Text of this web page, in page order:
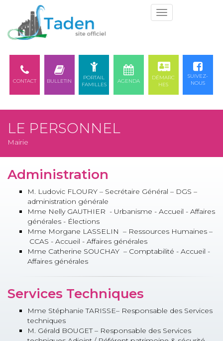
CONTACT BULLETIN
PORTAIL
FAMILLES
AGENDA
DÉMARC
HES
SUIVEZ-
NOUS
LE PERSONNEL
Mairie
Administration
M. Ludovic FLOURY – Secrétaire Général – DGS –
administration générale
Mme Nelly GAUTHIER - Urbanisme - Accueil - Affaires
générales - Élections
Mme Morgane LASSELIN – Ressources Humaines –
CCAS - Accueil - Affaires générales
Mme Catherine SOUCHAY – Comptabilité - Accueil -
Affaires générales
Services Techniques
Mme Stéphanie TARISSE– Responsable des Services
techniques
M. Gérald BOUGET – Responsable des Services